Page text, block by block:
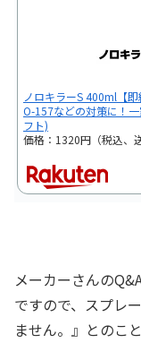
ノロキラーS 400ml【
O-157などの対策に！
フト)
価格：1320円（税込、
メーカーさんの
ですので、スプレ
ません。』とのこと